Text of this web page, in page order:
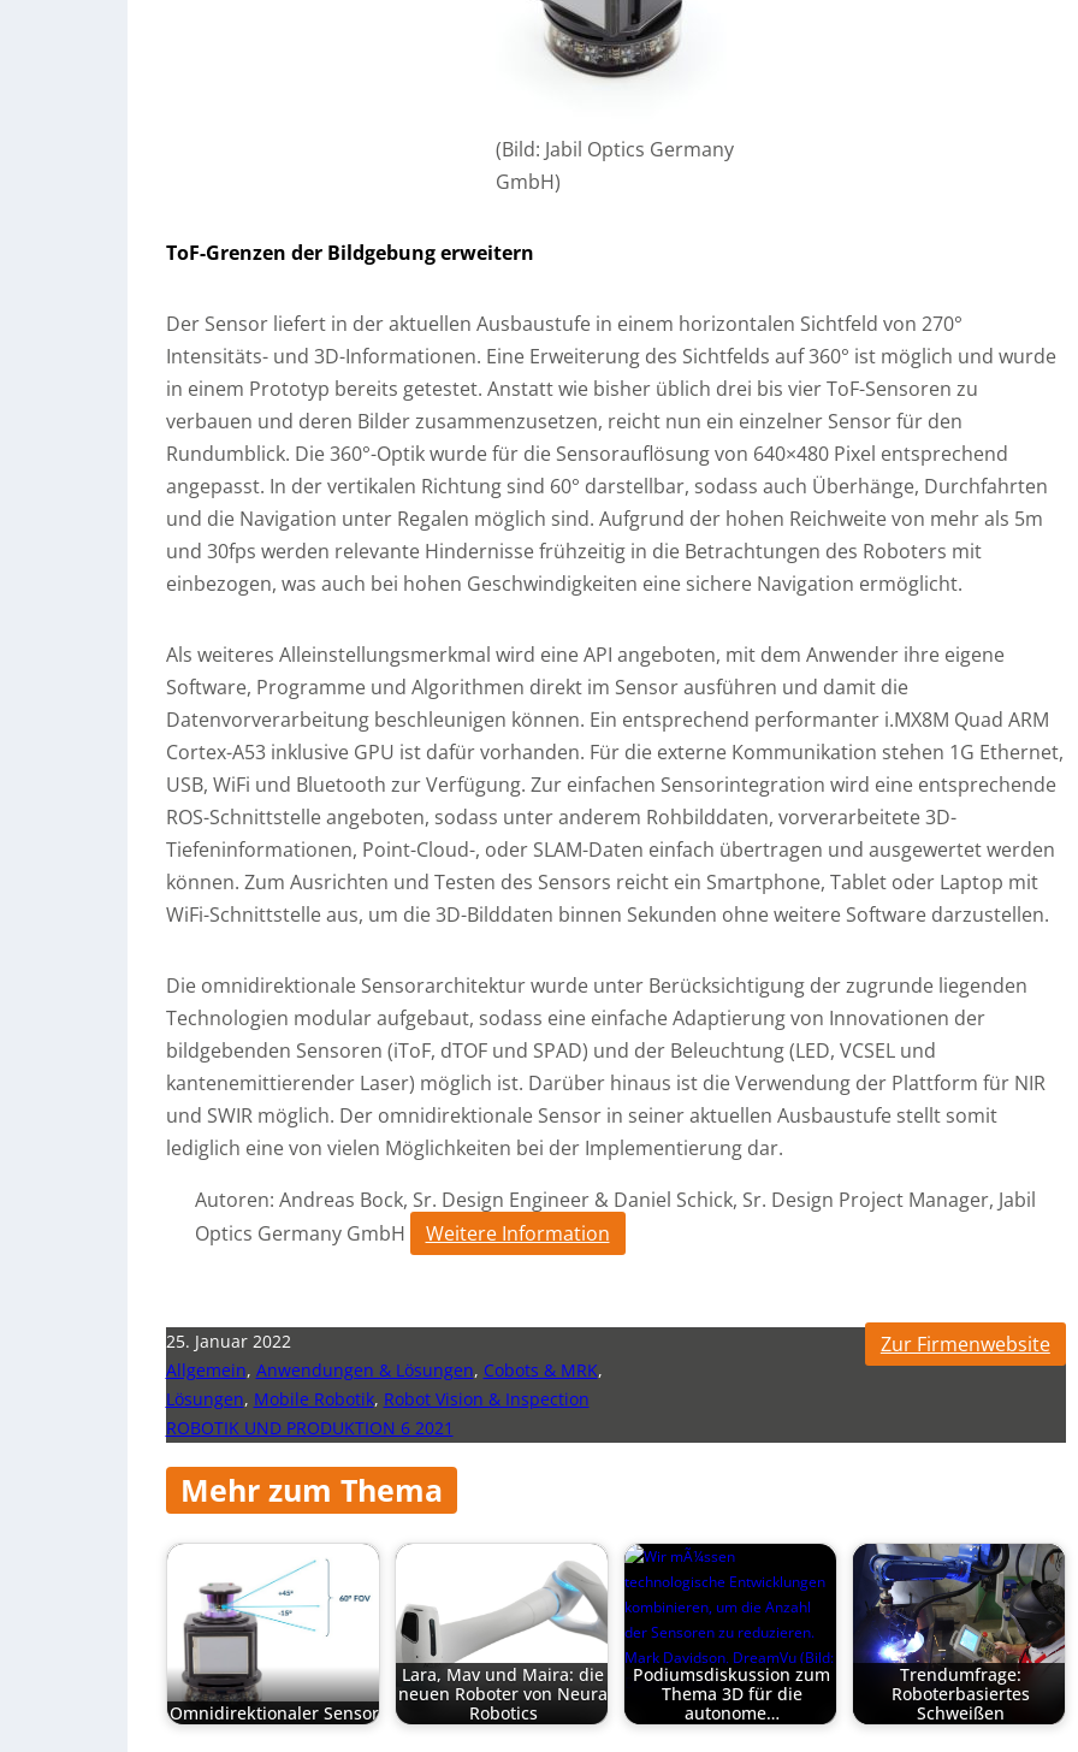
(Bild: Jabil Optics Germany
GmbH)
ToF-Grenzen der Bildgebung erweitern
Der Sensor liefert in der aktuellen Ausbaustufe in einem horizontalen Sichtfeld von 270°
Intensitäts- und 3D-Informationen. Eine Erweiterung des Sichtfelds auf 360° ist möglich und wurde
in einem Prototyp bereits getestet. Anstatt wie bisher üblich drei bis vier ToF-Sensoren zu
verbauen und deren Bilder zusammenzusetzen, reicht nun ein einzelner Sensor für den
Rundumblick. Die 360°-Optik wurde für die Sensorauflösung von 640×480 Pixel entsprechend
angepasst. In der vertikalen Richtung sind 60° darstellbar, sodass auch Überhänge, Durchfahrten
und die Navigation unter Regalen möglich sind. Aufgrund der hohen Reichweite von mehr als 5m
und 30fps werden relevante Hindernisse frühzeitig in die Betrachtungen des Roboters mit
einbezogen, was auch bei hohen Geschwindigkeiten eine sichere Navigation ermöglicht.
Als weiteres Alleinstellungsmerkmal wird eine API angeboten, mit dem Anwender ihre eigene
Software, Programme und Algorithmen direkt im Sensor ausführen und damit die
Datenvorverarbeitung beschleunigen können. Ein entsprechend performanter i.MX8M Quad ARM
Cortex-A53 inklusive GPU ist dafür vorhanden. Für die externe Kommunikation stehen 1G Ethernet,
USB, WiFi und Bluetooth zur Verfügung. Zur einfachen Sensorintegration wird eine entsprechende
ROS-Schnittstelle angeboten, sodass unter anderem Rohbilddaten, vorverarbeitete 3D-
Tiefeninformationen, Point-Cloud-, oder SLAM-Daten einfach übertragen und ausgewertet werden
können. Zum Ausrichten und Testen des Sensors reicht ein Smartphone, Tablet oder Laptop mit
WiFi-Schnittstelle aus, um die 3D-Bilddaten binnen Sekunden ohne weitere Software darzustellen.
Die omnidirektionale Sensorarchitektur wurde unter Berücksichtigung der zugrunde liegenden
Technologien modular aufgebaut, sodass eine einfache Adaptierung von Innovationen der
bildgebenden Sensoren (iToF, dTOF und SPAD) und der Beleuchtung (LED, VCSEL und
kantenemittierender Laser) möglich ist. Darüber hinaus ist die Verwendung der Plattform für NIR
und SWIR möglich. Der omnidirektionale Sensor in seiner aktuellen Ausbaustufe stellt somit
lediglich eine von vielen Möglichkeiten bei der Implementierung dar.
Autoren: Andreas Bock, Sr. Design Engineer & Daniel Schick, Sr. Design Project Manager, Jabil
Optics Germany GmbH
Weitere Information
25. Januar 2022
Allgemein, Anwendungen & Lösungen, Cobots & MRK,
Lösungen, Mobile Robotik, Robot Vision & Inspection
ROBOTIK UND PRODUKTION 6 2021
Zur Firmenwebsite
Mehr zum Thema
Omnidirektionaler Sensor
Lara, Mav und Maira: die
neuen Roboter von Neura
Robotics
Podiumsdiskussion zum
Thema 3D für die
autonome…
Trendumfrage:
Roboterbasiertes
Schweißen